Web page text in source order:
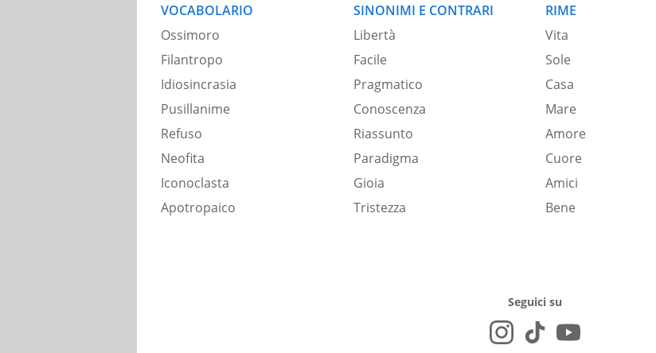
VOCABOLARIO
Ossimoro
Filantropo
Idiosincrasia
Pusillanime
Refuso
Neofita
Iconoclasta
Apotropaico
SINONIMI E CONTRARI
Libertà
Facile
Pragmatico
Conoscenza
Riassunto
Paradigma
Gioia
Tristezza
RIME
Vita
Sole
Casa
Mare
Amore
Cuore
Amici
Bene
Seguici su